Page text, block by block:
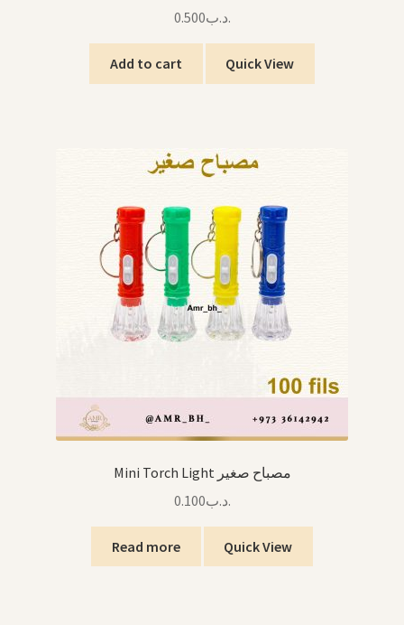
.د.ب0.500
Add to cart Quick View
Mini Torch Light مصباح صغير
.د.ب0.100
Read more Quick View